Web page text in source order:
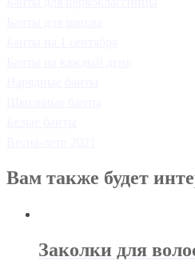
Вам также будет
Заколки для